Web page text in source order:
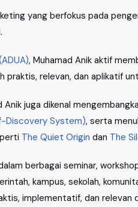
yang berfokus pada
, Muhamad Anik aktif
relevan, dan aplikatif
juga dikenal
Discovery System), serta
The Quiet Origin dan The
berbagai seminar,
kampus, sekolah,
implementatif, dan relevan